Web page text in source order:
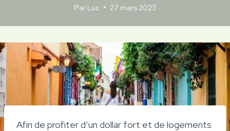
Par Luc 27 mars 2023
Afin de profiter d’un dollar fort et de logements